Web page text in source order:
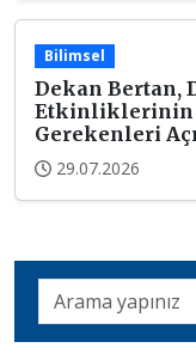
Bilimsel
Dekan Bertan,
Etkinliklerinin
Gerekenleri
29.07.2026